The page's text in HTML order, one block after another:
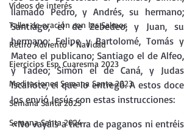
Vídeos de interés
Taller de oración con los Salmos
Retiro Adviento - Navidad
Ejercicios Esp. Cuaresma 2023
Meditaciones Semana Santa 2023
Semana Santa 2025
Semana Santa 2024
llamado Pedro, y Andrés, su hermano;
Santiago, el de Zebedeo, y Juan, su
hermano; Felipe y Bartolomé, Tomás y
Mateo el publicano; Santiago el de Alfeo,
y Tadeo; Simón el de Caná, y Judas
Iscariote, el que lo entregó. A estos doce
los envió Jesús con estas instrucciones:
«No vayáis a tierra de paganos ni entréis